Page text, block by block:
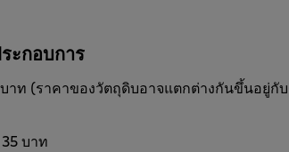
ะกอบการ
าท (ราคาของวัตถุดิบอาจแตกต่างกันขึ้นอยู่กั
บาท